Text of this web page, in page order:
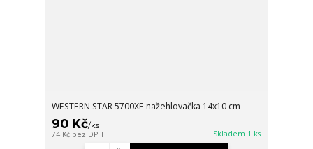
WESTERN STAR 5700XE nažehlovačka 14x10 cm
90 Kč/ks
74 Kč bez DPH Skladem 1 ks